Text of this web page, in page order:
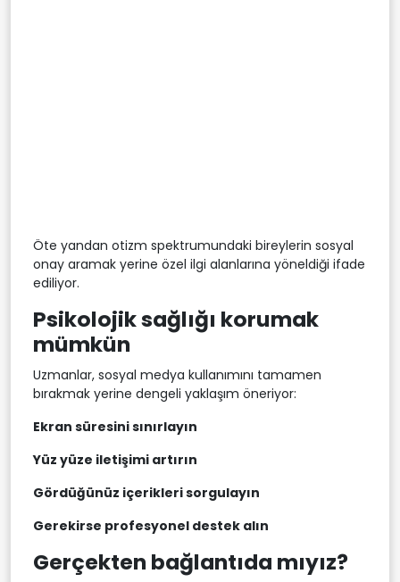
Öte yandan otizm spektrumundaki bireylerin sosyal
onay aramak yerine özel ilgi alanlarına yöneldiği ifade
ediliyor.
Psikolojik sağlığı korumak
mümkün
Uzmanlar, sosyal medya kullanımını tamamen
bırakmak yerine dengeli yaklaşım öneriyor:
Ekran süresini sınırlayın
Yüz yüze iletişimi artırın
Gördüğünüz içerikleri sorgulayın
Gerekirse profesyonel destek alın
Gerçekten bağlantıda mıyız?